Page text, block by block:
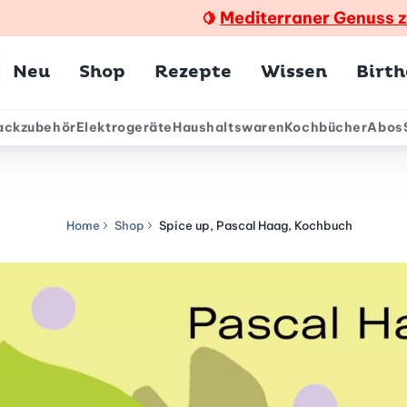
🍋 Mediterraner Genuss
Neu Shop Rezepte Wissen
ElektrogeräteHaushaltswarenKochbücherAbos
Home Shop Spice up, Pascal Haag, Kochbuch